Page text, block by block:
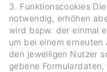
3. Funk­ti­ons­coo­kies
notwendig, erhöhen
wird bspw. der einmal
um bei einem
den jewei­ligen Nutzer
ge­bene